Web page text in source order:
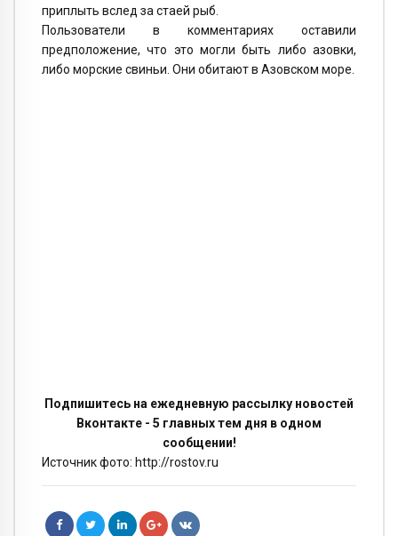
приплыть вслед за стаей рыб.
Пользователи в комментариях оставили
предположение, что это могли быть либо азовки,
либо морские свиньи. Они обитают в Азовском море.
Подпишитесь на ежедневную рассылку новостей
Вконтакте - 5 главных тем дня в одном
сообщении!
Источник фото: http://rostov.ru